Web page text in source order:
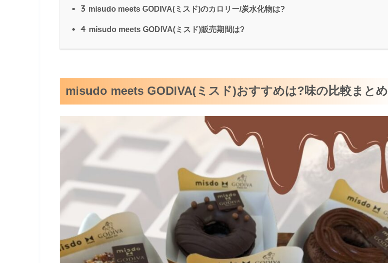
3 misudo meets GODIVA(ミスド)のカロリー/炭水化物は?
4 misudo meets GODIVA(ミスド)販売期間は?
misudo meets GODIVA(ミスド)おすすめは?味の比較まとめ